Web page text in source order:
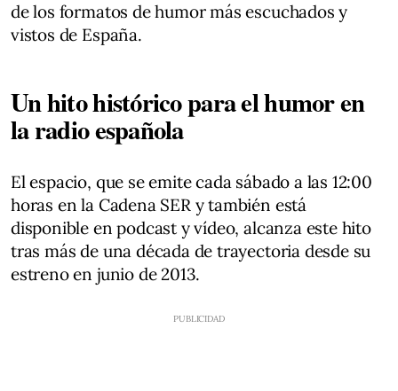
de los formatos de humor más escuchados y
vistos de España.
Un hito histórico para el humor en
la radio española
El espacio, que se emite cada sábado a las 12:00
horas en la Cadena SER y también está
disponible en podcast y vídeo, alcanza este hito
tras más de una década de trayectoria desde su
estreno en junio de 2013.